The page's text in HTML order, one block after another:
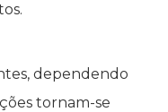
dependendo
tornam-se